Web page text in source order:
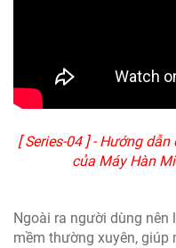
[ Series-04 ] - Hướng
của Máy Hàn
Ngoài ra người dùng nên
mềm thường xuyên,